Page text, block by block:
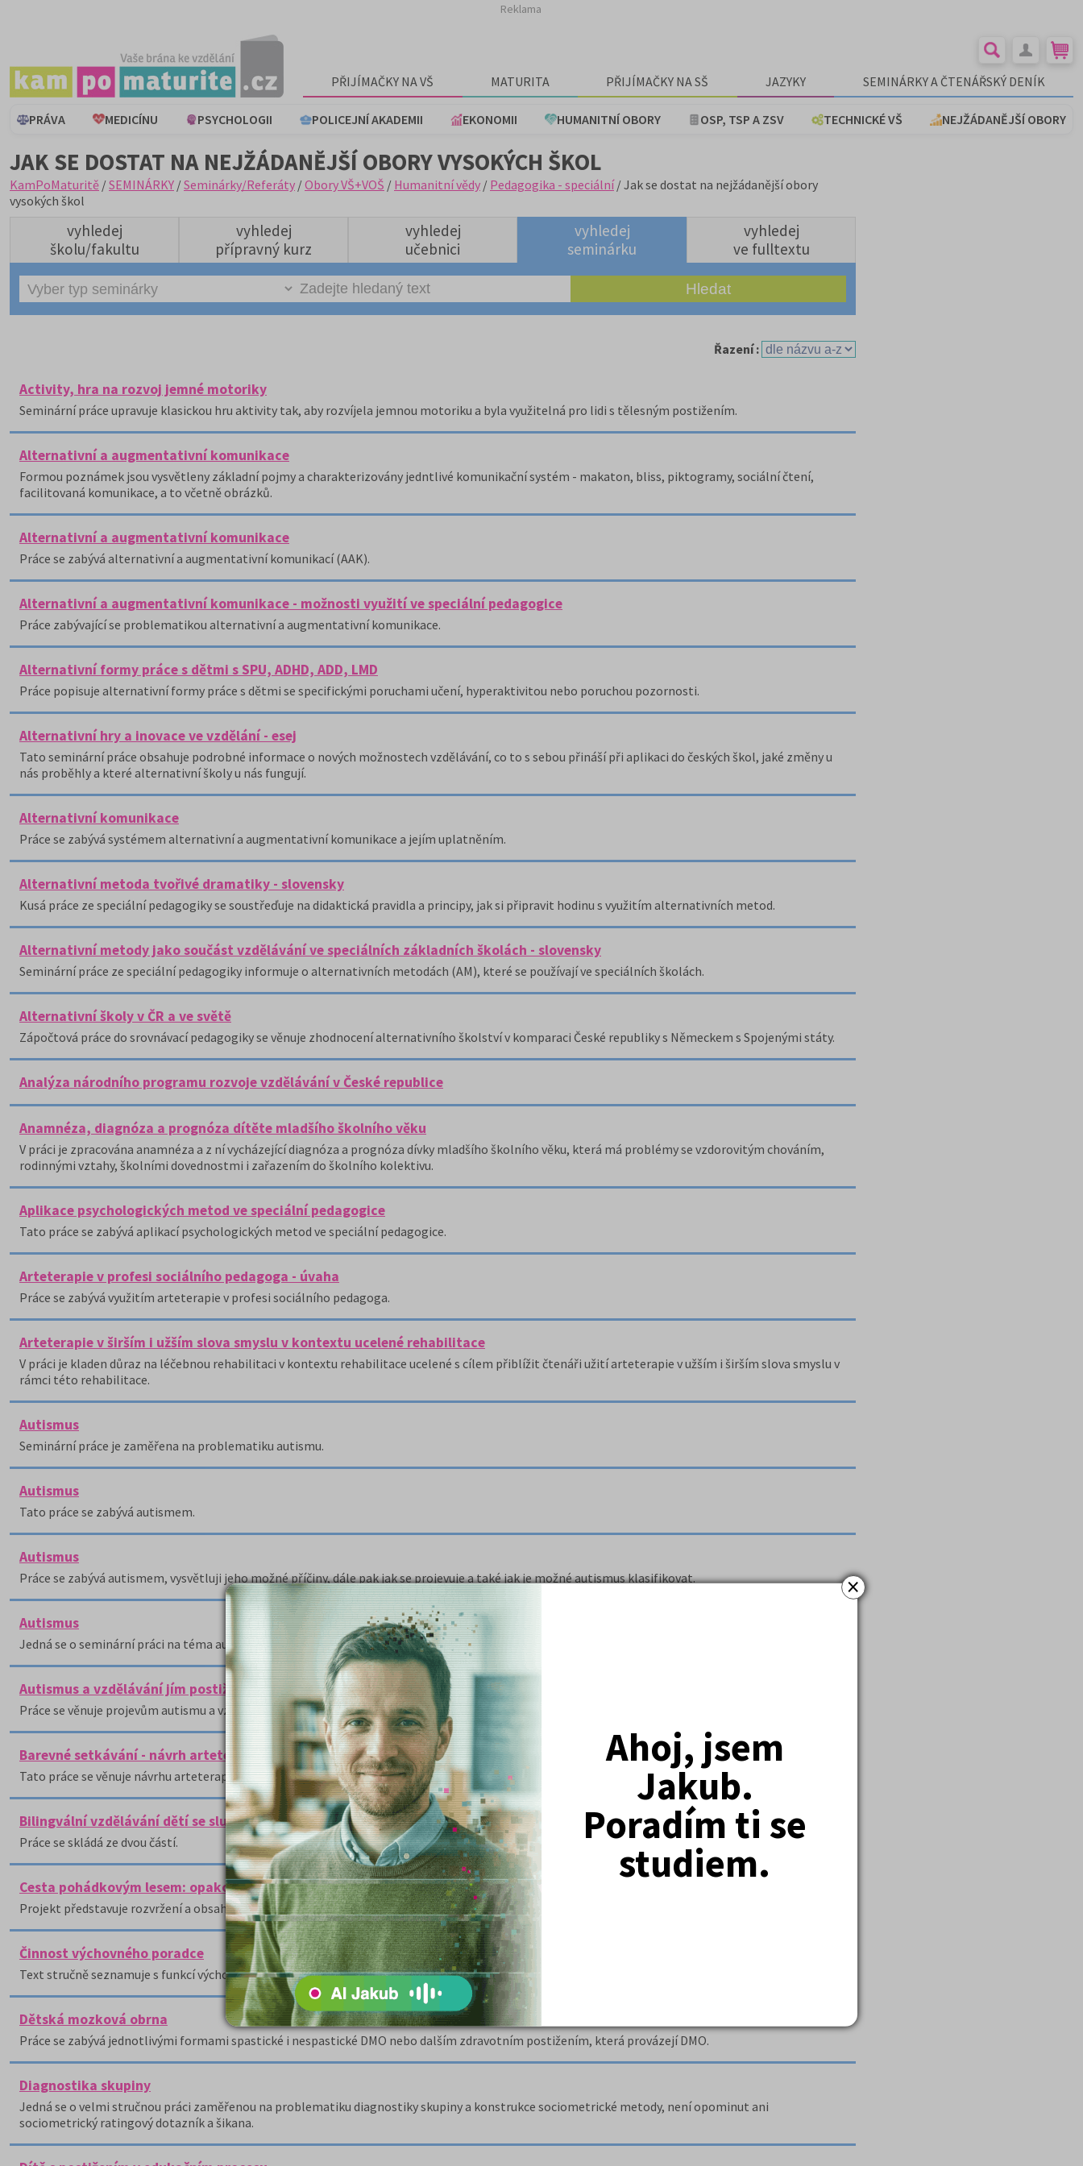
×
Ahoj, jsem
Jakub.
Poradím ti se
studiem.
Reklama
PŘIJÍMAČKY NA VŠ MATURITA PŘIJÍMAČKY NA SŠ JAZYKY SEMINÁRKY A ČTENÁŘSKÝ DENÍK
PRÁVA MEDICÍNU PSYCHOLOGII POLICEJNÍ AKADEMII EKONOMII HUMANITNÍ OBORY OSP, TSP A ZSV TECHNICKÉ VŠ NEJŽÁDANĚJŠÍ OBORY
JAK SE DOSTAT NA NEJŽÁDANĚJŠÍ OBORY VYSOKÝCH ŠKOL
KamPoMaturitě /SEMINÁRKY /Seminárky/Referáty /Obory VŠ+VOŠ / Humanitní vědy / Pedagogika - speciální/ Jak se dostat na nejžádanější obory
vysokých škol
vyhledej
školu/fakultu
vyhledej
přípravný kurz
vyhledej
učebnici
vyhledej
seminárku
vyhledej
ve fulltextu
Řazení :
Activity, hra na rozvoj jemné motoriky
Seminární práce upravuje klasickou hru aktivity tak, aby rozvíjela jemnou motoriku a byla využitelná pro lidi s tělesným postižením.
Alternativní a augmentativní komunikace
Formou poznámek jsou vysvětleny základní pojmy a charakterizovány jedntlivé komunikační systém - makaton, bliss, piktogramy, sociální čtení,
facilitovaná komunikace, a to včetně obrázků.
Alternativní a augmentativní komunikace
Práce se zabývá alternativní a augmentativní komunikací (AAK).
Alternativní a augmentativní komunikace - možnosti využití ve speciální pedagogice
Práce zabývající se problematikou alternativní a augmentativní komunikace.
Alternativní formy práce s dětmi s SPU, ADHD, ADD, LMD
Práce popisuje alternativní formy práce s dětmi se specifickými poruchami učení, hyperaktivitou nebo poruchou pozornosti.
Alternativní hry a inovace ve vzdělání - esej
Tato seminární práce obsahuje podrobné informace o nových možnostech vzdělávání, co to s sebou přináší při aplikaci do českých škol, jaké změny u
nás proběhly a které alternativní školy u nás fungují.
Alternativní komunikace
Práce se zabývá systémem alternativní a augmentativní komunikace a jejím uplatněním.
Alternativní metoda tvořivé dramatiky - slovensky
Kusá práce ze speciální pedagogiky se soustřeďuje na didaktická pravidla a principy, jak si připravit hodinu s využitím alternativních metod.
Alternativní metody jako součást vzdělávání ve speciálních základních školách - slovensky
Seminární práce ze speciální pedagogiky informuje o alternativních metodách (AM), které se používají ve speciálních školách.
Alternativní školy v ČR a ve světě
Zápočtová práce do srovnávací pedagogiky se věnuje zhodnocení alternativního školství v komparaci České republiky s Německem s Spojenými státy.
Analýza národního programu rozvoje vzdělávání v České republice
Anamnéza, diagnóza a prognóza dítěte mladšího školního věku
V práci je zpracována anamnéza a z ní vycházející diagnóza a prognóza dívky mladšího školního věku, která má problémy se vzdorovitým chováním,
rodinnými vztahy, školními dovednostmi i zařazením do školního kolektivu.
Aplikace psychologických metod ve speciální pedagogice
Tato práce se zabývá aplikací psychologických metod ve speciální pedagogice.
Arteterapie v profesi sociálního pedagoga - úvaha
Práce se zabývá využitím arteterapie v profesi sociálního pedagoga.
Arteterapie v širším i užším slova smyslu v kontextu ucelené rehabilitace
V práci je kladen důraz na léčebnou rehabilitaci v kontextu rehabilitace ucelené s cílem přiblížit čtenáři užití arteterapie v užším i širším slova smyslu v
rámci této rehabilitace.
Autismus
Seminární práce je zaměřena na problematiku autismu.
Autismus
Tato práce se zabývá autismem.
Autismus
Práce se zabývá autismem, vysvětluji jeho možné příčiny, dále pak jak se projevuje a také jak je možné autismus klasifikovat.
Autismus
Jedná se o seminární práci na téma autismus.
Autismus a vzdělávání jím postižených jedinců
Práce se věnuje projevům autismu a vzdělávání a výchově jedinců jím trpících.
Barevné setkávání - návrh arteterapeutické aktivity
Tato práce se věnuje návrhu arteterapeutické aktivity Barevné setkávání.
Bilingvální vzdělávání dětí se sluchovým postižením
Práce se skládá ze dvou částí.
Cesta pohádkovým lesem: opakování matematiky hrou pro 1. třídu SZŠ - slovensky
Projekt představuje rozvržení a obsah vyučovací hodiny matematiky pro 1.
Činnost výchovného poradce
Text stručně seznamuje s funkcí výchovného poradce.
Dětská mozková obrna
Práce se zabývá jednotlivými formami spastické i nespastické DMO nebo dalším zdravotním postižením, která provázejí DMO.
Diagnostika skupiny
Jedná se o velmi stručnou práci zaměřenou na problematiku diagnostiky skupiny a konstrukce sociometrické metody, není opominut ani
sociometrický ratingový dotazník a šikana.